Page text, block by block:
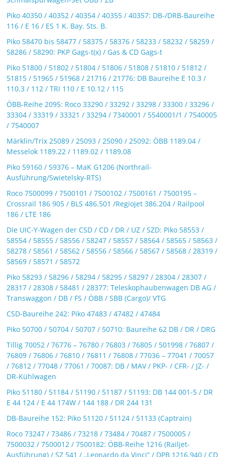
Piko 40350 / 40352 / 40354 / 40355 / 40357: DB-/DRB-Baureihe
116 / E 16 / ES 1 K. Bay. Sts. B.
Piko 58470 bis 58477 / 58375 / 58376 / 58233 / 58232 / 58259 /
58286 / 58290: PKP Gags-t(x) / Gas & CD Gags-t
Piko 51800 / 51802 / 51804 / 51806 / 51808 / 51810 / 51812 /
51815 / 51965 / 51968 / 21716 / 21776: DB Baureihe E 10.3 /
110.3 / 112 / TRI 110 / E 10.12 / 115
ÖBB-Reihe 2095: Roco 33290 / 33292 / 33298 / 33300 / 33296 /
33304 / 33319 / 33321 / 33294 / 7340001 / 5540001/1 / 7540005
/ 7540007
Märklin/Trix 25089 / 25093 / 25090 / 25092: ÖBB 1189.04 /
Messelok 1189.22 / 1189.02 / 1189.08
Piko 59160 / 59376 – MaK G1206 (Northrail-
Ausführung/Swietelsky-RTS)
Roco 7500099 / 7500101 / 7500102 / 7500161 / 7500195 –
Crossrail 186 905 / BLS 486.501 /Regiojet 386.204 / Railpool
186 / LTE 186
Die UIC-Y-Wagen der CSD / CD / DR / UZ / SZD: Piko 58553 /
58554 / 58555 / 58556 / 58247 / 58557 / 58564 / 58565 / 58563 /
58278 / 58561 / 58562 / 58556 / 58566 / 58567 / 58568 / 28319 /
58569 / 58571 / 58572
Piko 58293 / 58296 / 58294 / 58295 / 58297 / 28304 / 28307 /
28317 / 28308 / 58481 / 28377: Teleskophaubenwagen DB AG /
Transwaggon / DB / FS / ÖBB / SBB (Cargo)/ VTG
CSD-Baureihe 242: Piko 47483 / 47482 / 47484
Piko 50700 / 50704 / 50707 / 50710: Baureihe 62 DB / DR / DRG
Tillig 70052 / 76776 – 76780 / 76803 / 76805 / 501998 / 76807 /
76809 / 76806 / 76810 / 76811 / 76808 / 77036 – 77041 / 70057
/ 76812 / 77048 / 77061 / 70087: DB / MAV / PKP- / CFR- / JZ- /
DR-Kühlwagen
Piko 51180 / 51184 / 51190 / 51187 / 51193: DB 144 001-5 / DR
E 44 124 / E 44 174W / 144 188 / DR 244 131
DB-Baureihe 152: Piko 51120 / 51124 / 51133 (Captrain)
Roco 73247 / 73486 / 73218 / 73484 / 70487 / 7500005 /
7500032 / 7500012 / 7500182: ÖBB-Reihe 1216 (Railjet-
Ausführung) / SZ 541 / „Leonardo da Vinci“ / DPB 1216.940 / CD